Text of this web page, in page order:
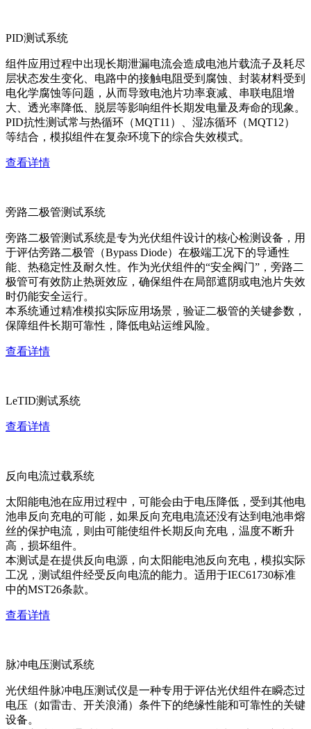
PID测试系统
组件应用过程中出现长期泄漏电流会造成电池片载流子及耗尽
层状态发生变化、电路中的接触电阻受到腐蚀、封装材料受到
电化学腐蚀等问题，从而导致电池片功率衰减、串联电阻增
大、透光率降低、脱层等影响组件长期发电量及寿命的现象。
PID抗性测试常与热循环（MQT11）、湿冻循环（MQT12）
等结合，模拟组件在复杂环境下的综合失效模式。
查看详情
旁路二极管测试系统
旁路二极管测试系统是专为光伏组件设计的核心检测设备，用
于评估旁路二极管（Bypass Diode）在极端工况下的导通性
能、热稳定性及耐久性。作为光伏组件的“安全阀门”，旁路二
极管可有效防止热斑效应，确保组件在局部遮阴或电池片失效
时仍能安全运行。
本系统通过精准模拟实际应用场景，验证二极管的关键参数，
保障组件长期可靠性，降低电站运维风险。
查看详情
LeTID测试系统
查看详情
反向电流过载系统
太阳能电池在应用过程中，可能会由于电压降低，受到其他电
池串反向充电的可能，如果反向充电电流还没有达到电池串熔
丝的保护电流，则由可能使组件长期反向充电，温度不断升
高，损坏组件。
本测试是在提供反向电源，向太阳能电池反向充电，模拟实际
工况，测试组件经受反向电流的能力。适用于IEC61730标准
中的MST26条款。
查看详情
脉冲电压测试系统
光伏组件脉冲电压测试仪是一种专用于评估光伏组件在瞬态过
电压（如雷击、开关浪涌）条件下的绝缘性能和可靠性的关键
设备。